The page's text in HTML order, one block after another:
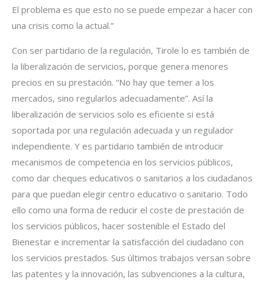
El problema es que esto no se puede empezar a hacer con
una crisis como la actual.”
Con ser partidario de la regulación, Tirole lo es también de
la liberalización de servicios, porque genera menores
precios en su prestación. “No hay que temer a los
mercados, sino regularlos adecuadamente”. Así la
liberalización de servicios solo es eficiente si está
soportada por una regulación adecuada y un regulador
independiente. Y es partidario también de introducir
mecanismos de competencia en los servicios públicos,
como dar cheques educativos o sanitarios a los ciudadanos
para que puedan elegir centro educativo o sanitario. Todo
ello como una forma de reducir el coste de prestación de
los servicios públicos, hacer sostenible el Estado del
Bienestar e incrementar la satisfacción del ciudadano con
los servicios prestados. Sus últimos trabajos versan sobre
las patentes y la innovación, las subvenciones a la cultura,